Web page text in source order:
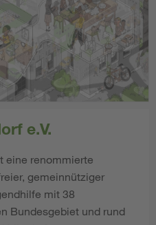
e.V.
eine renommierte
gemeinnütziger
mit 38
Bundesgebiet und rund